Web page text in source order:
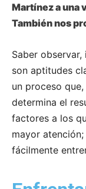
Martínez a una
También nos
Saber
son aptitudes
un proceso
determina el
factores a los
mayor
fácilmente